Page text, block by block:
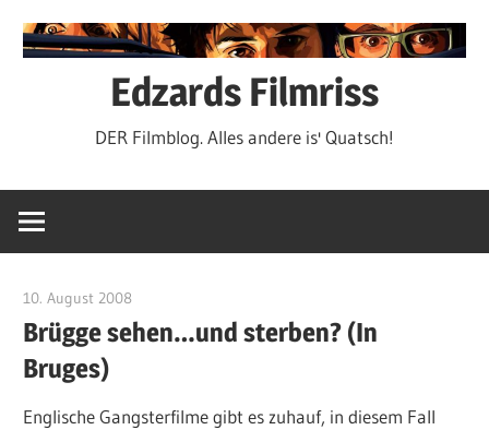
Inhalt
Edzards Filmriss
DER Filmblog. Alles andere is' Quatsch!
10. August 2008
Brügge sehen…und sterben? (In
Bruges)
Englische Gangsterfilme gibt es zuhauf, in diesem Fall